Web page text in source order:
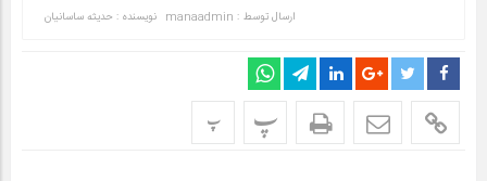
ارسال توسط : manaadmin نویسنده : حدیثه ساسانیان
پ پ